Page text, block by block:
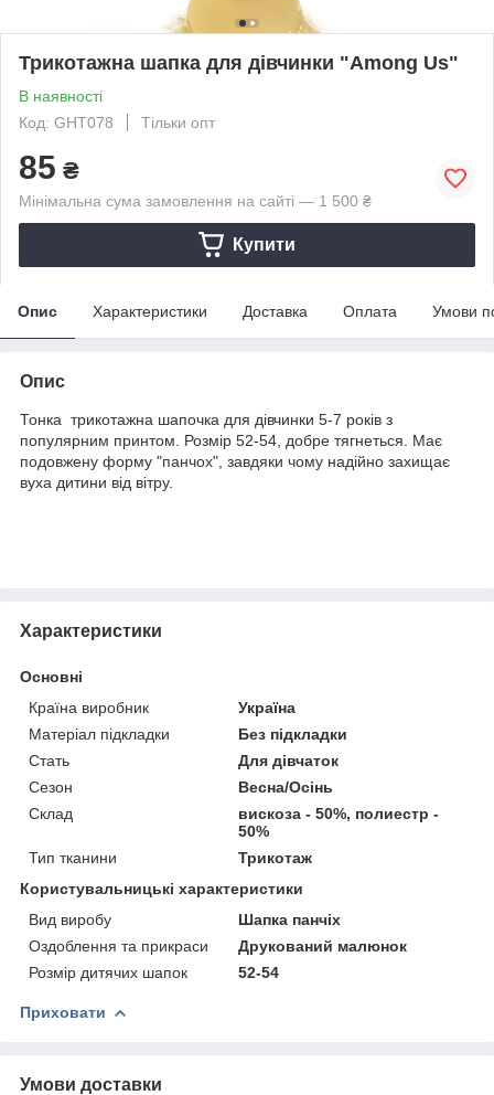
Трикотажна шапка для дівчинки "Among Us"
В наявності
Код: GHТ078
Тільки опт
85 ₴
Мінімальна сума замовлення на сайті — 1 500 ₴
Купити
Опис Характеристики Доставка Оплата Умови
Опис
Тонка трикотажна шапочка для дівчинки 5-7 років з
популярним принтом. Розмір 52-54, добре тягнеться. Має
подовжену форму "панчох", завдяки чому надійно захищає
вуха дитини від вітру.
Характеристики
Основні
Країна виробник
Україна
Матеріал підкладки
Без підкладки
Стать
Для дівчаток
Сезон
Весна/Осінь
Склад
вискоза - 50%, полиестр -
50%
Тип тканини
Трикотаж
Користувальницькі характеристики
Вид виробу
Шапка панчіх
Оздоблення та прикраси
Друкований малюнок
Розмір дитячих шапок
52-54
Приховати
Умови доставки